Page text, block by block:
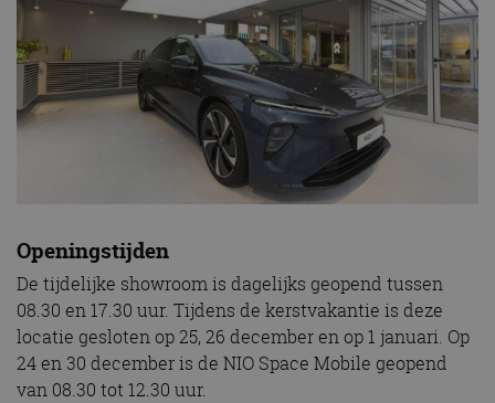
Openingstijden
De tijdelijke showroom is dagelijks geopend tussen
08.30 en 17.30 uur. Tijdens de kerstvakantie is deze
locatie gesloten op 25, 26 december en op 1 januari. Op
24 en 30 december is de NIO Space Mobile geopend
van 08.30 tot 12.30 uur.